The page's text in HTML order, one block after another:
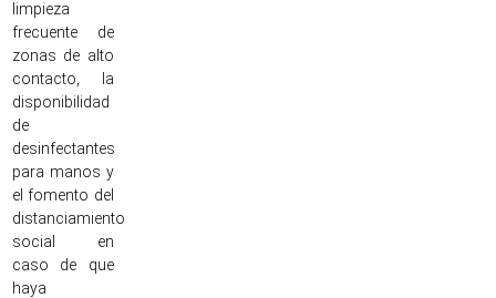
limpieza
frecuente de
zonas de alto
contacto, la
disponibilidad
de
desinfectantes
para manos y
el fomento del
distanciamiento
social en
caso de que
haya